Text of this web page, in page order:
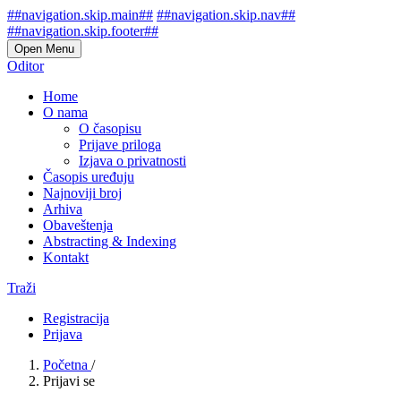
##navigation.skip.main## ##navigation.skip.nav##
##navigation.skip.footer##
Open Menu
Oditor
Home
O nama
O časopisu
Prijave priloga
Izjava o privatnosti
Časopis uređuju
Najnoviji broj
Arhiva
Obaveštenja
Abstracting & Indexing
Kontakt
Traži
Registracija
Prijava
Početna /
Prijavi se